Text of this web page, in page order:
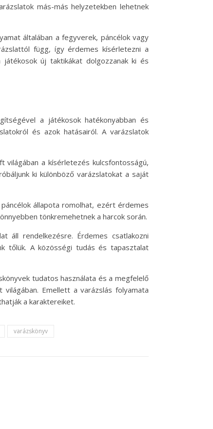
más-más helyzetekben lehetnek
általában a fegyverek, páncélok vagy
függ, így érdemes kísérletezni a
új taktikákat dolgozzanak ki és
a játékosok hatékonyabban és
és azok hatásairól. A varázslatok
a kísérletezés kulcsfontosságú,
ki különböző varázslatokat a saját
állapota romolhat, ezért érdemes
tönkremehetnek a harcok során.
áll rendelkezésre. Érdemes csatlakozni
tőlük. A közösségi tudás és tapasztalat
tudatos használata és a megfelelő
Emellett a varázslás folyamata
a karaktereiket.
varázskönyv